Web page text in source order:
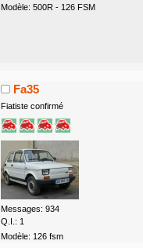
Modèle: 500R - 126 FSM
Fa35
Fiatiste confirmé
Messages: 934
Q.I.: 1
Modèle: 126 fsm